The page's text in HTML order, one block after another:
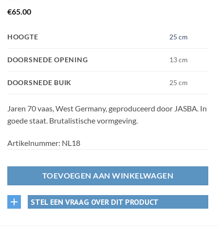
€65.00
HOOGTE 25 cm
DOORSNEDE OPENING 13 cm
DOORSNEDE BUIK 25 cm
Jaren 70 vaas, West Germany, geproduceerd door JASBA. In
goede staat. Brutalistische vormgeving.
Artikelnummer: NL18
TOEVOEGEN AAN WINKELWAGEN
STEL EEN VRAAG OVER DIT PRODUCT